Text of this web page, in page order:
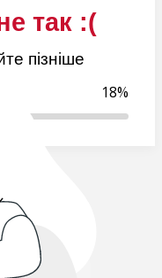
так :(
пізніше
19%